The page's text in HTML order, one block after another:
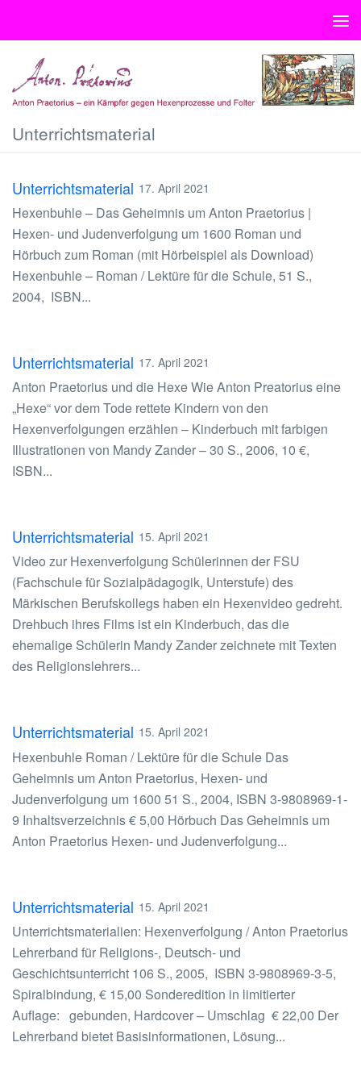
Unterrichtsmaterial
Unterrichtsmaterial 17. April 2021
Hexenbuhle – Das Geheimnis um Anton Praetorius |
Hexen- und Judenverfolgung um 1600 Roman und
Hörbuch zum Roman (mit Hörbeispiel als Download)
Hexenbuhle – Roman / Lektüre für die Schule, 51 S.,
2004, ISBN...
Unterrichtsmaterial 17. April 2021
Anton Praetorius und die Hexe Wie Anton Preatorius eine
„Hexe“ vor dem Tode rettete Kindern von den
Hexenverfolgungen erzählen – Kinderbuch mit farbigen
Illustrationen von Mandy Zander – 30 S., 2006, 10 €,
ISBN...
Unterrichtsmaterial 15. April 2021
Video zur Hexenverfolgung Schülerinnen der FSU
(Fachschule für Sozialpädagogik, Unterstufe) des
Märkischen Berufskollegs haben ein Hexenvideo gedreht.
Drehbuch ihres Films ist ein Kinderbuch, das die
ehemalige Schülerin Mandy Zander zeichnete mit Texten
des Religionslehrers...
Unterrichtsmaterial 15. April 2021
Hexenbuhle Roman / Lektüre für die Schule Das
Geheimnis um Anton Praetorius, Hexen- und
Judenverfolgung um 1600 51 S., 2004, ISBN 3-9808969-1-
9 Inhaltsverzeichnis € 5,00 Hörbuch Das Geheimnis um
Anton Praetorius Hexen- und Judenverfolgung...
Unterrichtsmaterial 15. April 2021
Unterrichtsmaterialien: Hexenverfolgung / Anton Praetorius
Lehrerband für Religions-, Deutsch- und
Geschichtsunterricht 106 S., 2005, ISBN 3-9808969-3-5,
Spiralbindung, € 15,00 Sonderedition in limitierter
Auflage: gebunden, Hardcover – Umschlag € 22,00 Der
Lehrerband bietet Basisinformationen, Lösung...